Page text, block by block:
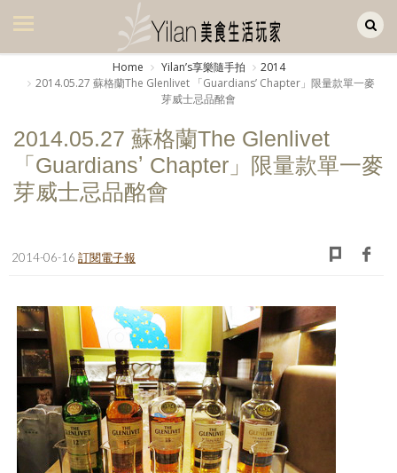
美食集
美飲集
旅遊集
旅遊美食集
日記簿
餐桌週記
享樂隨手拍
照相簿
影音區
Home Yilanʼs享樂隨手拍
2014
2014.05.27 蘇格蘭The Glenlivet 「Guardiansʼ Chapter」限量款單一麥
芽威士忌品酩會
2014.05.27 蘇格蘭The Glenlivet
「Guardiansʼ Chapter」限量款單一麥
芽威士忌品酩會
2014-06-16 訂閱電子報